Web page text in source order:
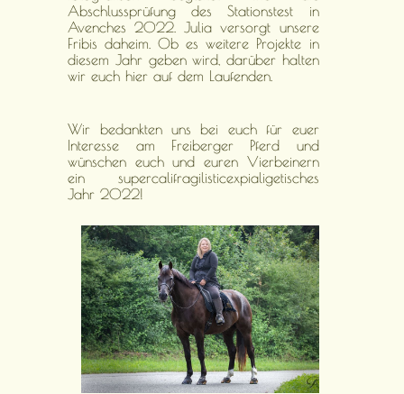
Abschlussprüfung des Stationstest in
Avenches 2022. Julia versorgt unsere
Fribis daheim. Ob es weitere Projekte in
diesem Jahr geben wird, darüber halten
wir euch hier auf dem Laufenden.
Wir bedankten uns bei euch für euer
Interesse am Freiberger Pferd und
wünschen euch und euren Vierbeinern
ein supercalifragilisticexpialigetisches
Jahr 2022!